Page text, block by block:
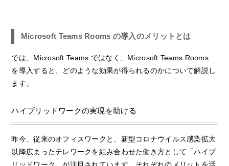
Microsoft Teams Rooms の導入のメリットとは
では、Microsoft Teams ではなく、Microsoft Teams Rooms
を導入すると、どのような効果が得られるのかについて解説し
ます。
ハイブリッドワークの実現を助ける
昨今、従来のオフィスワークと、新型コロナウイルス感染拡大
以降広まったテレワークを組み合わせた働き方として「ハイブ